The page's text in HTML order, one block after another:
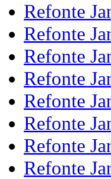
Refonte
Refonte
Refonte
Refonte
Refonte
Refonte
Refonte
Refonte